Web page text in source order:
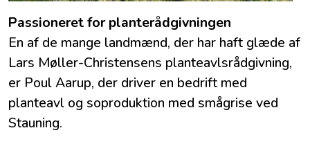
Passioneret for planterådgivningen
En af de mange landmænd, der har haft glæde af
Lars Møller-Christensens planteavlsrådgivning,
er Poul Aarup, der driver en bedrift med
planteavl og soproduktion med smågrise ved
Stauning.